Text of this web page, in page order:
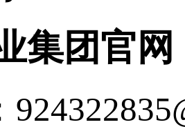
集团官网